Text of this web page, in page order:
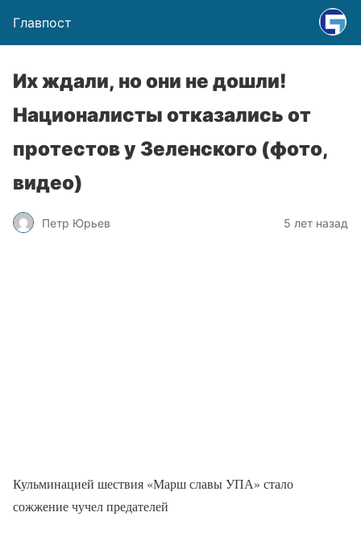
Главпост
Их ждали, но они не дошли!
Националисты отказались от
протестов у Зеленского (фото,
видео)
Петр Юрьев 5 лет назад
Кульминацией шествия «Марш славы УПА» стало
сожжение чучел предателей